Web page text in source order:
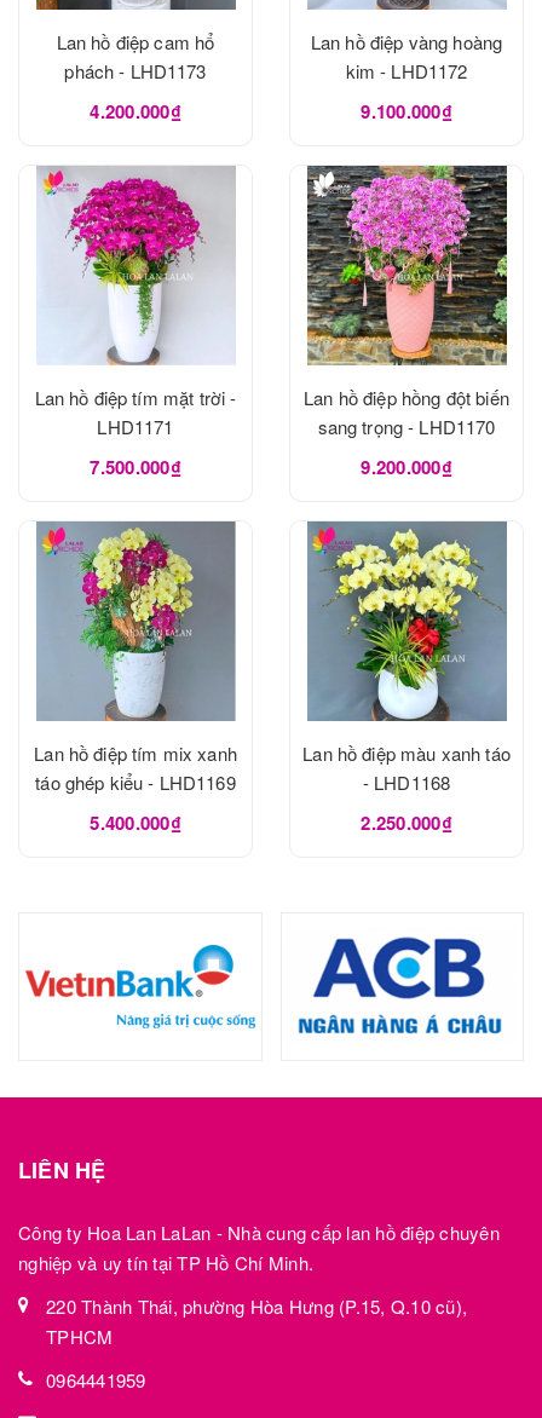
Lan hồ điệp cam hổ
phách - LHD1173
4.200.000₫
Lan hồ điệp vàng hoàng
kim - LHD1172
9.100.000₫
Lan hồ điệp tím mặt trời -
LHD1171
7.500.000₫
Lan hồ điệp hồng đột biến
sang trọng - LHD1170
9.200.000₫
Lan hồ điệp tím mix xanh
táo ghép kiểu - LHD1169
5.400.000₫
Lan hồ điệp màu xanh táo
- LHD1168
2.250.000₫
LIÊN HỆ
Công ty Hoa Lan LaLan - Nhà cung cấp lan hồ điệp chuyên
nghiệp và uy tín tại TP Hồ Chí Minh.
220 Thành Thái, phường Hòa Hưng (P.15, Q.10 cũ),
TPHCM
0964441959